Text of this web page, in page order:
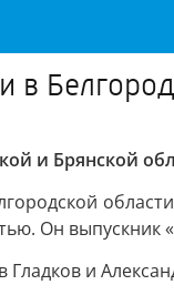
в
и Брянской
Он
и